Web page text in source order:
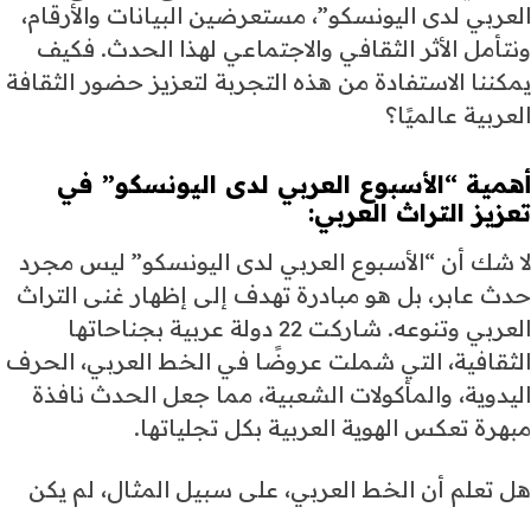
العربي لدى اليونسكو”، مستعرضين البيانات والأرقام،
ونتأمل الأثر الثقافي والاجتماعي لهذا الحدث. فكيف
يمكننا الاستفادة من هذه التجربة لتعزيز حضور الثقافة
العربية عالميًا؟
أهمية “الأسبوع العربي لدى اليونسكو” في
تعزيز التراث العربي:
لا شك أن “الأسبوع العربي لدى اليونسكو” ليس مجرد
حدث عابر، بل هو مبادرة تهدف إلى إظهار غنى التراث
العربي وتنوعه. شاركت 22 دولة عربية بجناحاتها
الثقافية، التي شملت عروضًا في الخط العربي، الحرف
اليدوية، والمأكولات الشعبية، مما جعل الحدث نافذة
مبهرة تعكس الهوية العربية بكل تجلياتها.
هل تعلم أن الخط العربي، على سبيل المثال، لم يكن